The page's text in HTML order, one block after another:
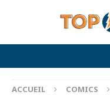
ACCUEIL COMICS